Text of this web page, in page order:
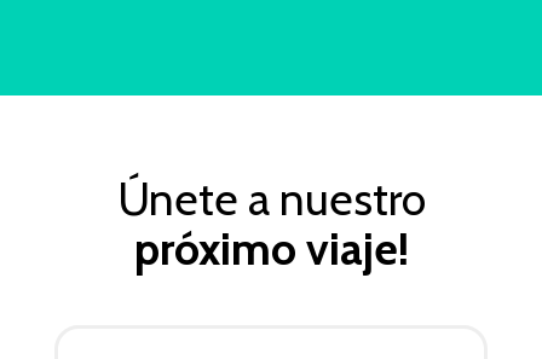
Únete a nuestro
próximo viaje!